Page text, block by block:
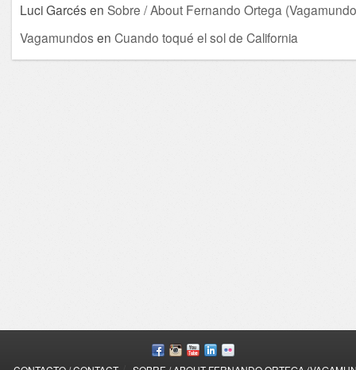
Luci Garcés en Sobre / About Fernando Ortega
Vagamundos en Cuando toqué el sol de California